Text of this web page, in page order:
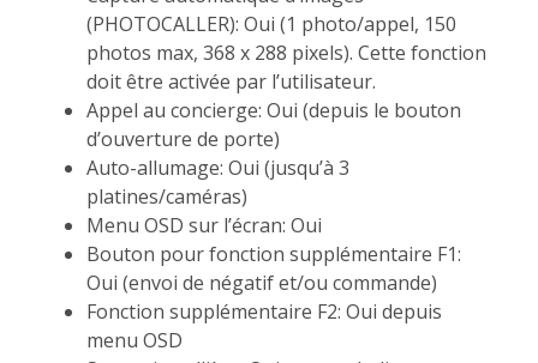
(PHOTOCALLER): Oui (1 photo/appel, 150
photos max, 368 x 288 pixels). Cette fonction
doit être activée par l’utilisateur.
Appel au concierge: Oui (depuis le bouton
d’ouverture de porte)
Auto-allumage: Oui (jusqu’à 3
platines/caméras)
Menu OSD sur l’écran: Oui
Bouton pour fonction supplémentaire F1:
Oui (envoi de négatif et/ou commande)
Fonction supplémentaire F2: Oui depuis
menu OSD